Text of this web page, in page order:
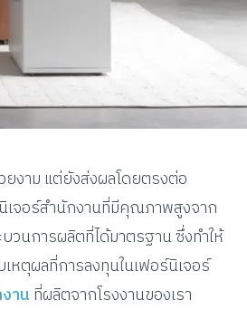
งาม แต่ยังส่งผลโดยตรงต่อ
เจอร์สำนักงานที่มีคุณภาพสูงจาก
นการผลิตที่ได้มาตรฐาน ซึ่งทำให้
ตุผลที่การลงทุนในเฟอร์นิเจอร์
าน ที่ผลิตจากโรงงานของเรา